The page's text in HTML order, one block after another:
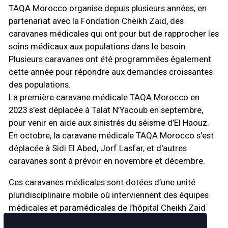
TAQA Morocco organise depuis plusieurs années, en
partenariat avec la Fondation Cheikh Zaid, des
caravanes médicales qui ont pour but de rapprocher les
soins médicaux aux populations dans le besoin.
Plusieurs caravanes ont été programmées également
cette année pour répondre aux demandes croissantes
des populations.
La première caravane médicale TAQA Morocco en
2023 s’est déplacée à Talat N’Yacoub en septembre,
pour venir en aide aux sinistrés du séisme d’El Haouz.
En octobre, la caravane médicale TAQA Morocco s'est
déplacée à Sidi El Abed, Jorf Lasfar, et d'autres
caravanes sont à prévoir en novembre et décembre.
Ces caravanes médicales sont dotées d’une unité
pluridisciplinaire mobile où interviennent des équipes
médicales et paramédicales de l’hôpital Cheikh Zaid